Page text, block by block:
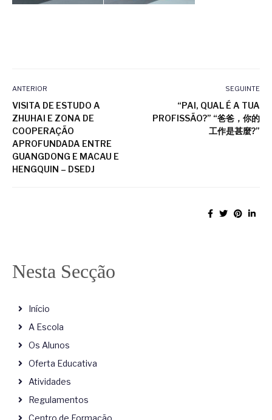
ANTERIOR
VISITA DE ESTUDO A
ZHUHAI E ZONA DE
COOPERAÇÃO
APROFUNDADA ENTRE
GUANGDONG E MACAU E
HENGQUIN – DSEDJ
SEGUINTE
“PAI, QUAL É A TUA
PROFISSÃO?” “爸爸，你的
工作是甚麼?”
Nesta Secção
Início
A Escola
Os Alunos
Oferta Educativa
Atividades
Regulamentos